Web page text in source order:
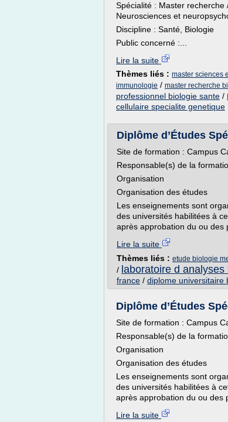
Spécialité : Master
Neurosciences et
Discipline : Santé, Biologie
Public concerné :...
Lire la suite
Thèmes liés : master sciences
immunologie / master recherche
professionnel biologie sante /
cellulaire specialite genetique
Diplôme d’Études
Site de formation : Campus
Responsable(s) de la
Organisation
Organisation des études
Les enseignements sont
des universités habilitées à
après approbation du ou des
Lire la suite
Thèmes liés : etude biologie
/ laboratoire d
france / diplome universitaire
Diplôme d’Études
Site de formation : Campus
Responsable(s) de la
Organisation
Organisation des études
Les enseignements sont
des universités habilitées à
après approbation du ou des
Lire la suite